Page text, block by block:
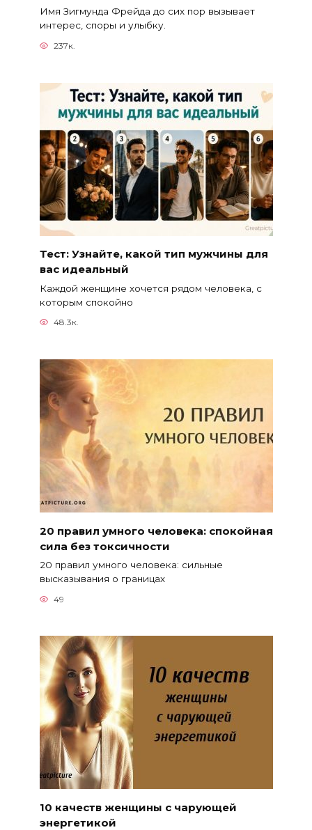
Имя Зигмунда Фрейда до сих пор вызывает
интерес, споры и улыбку.
237к.
Тест: Узнайте, какой тип мужчины для
вас идеальный
Каждой женщине хочется рядом человека, с
которым спокойно
48.3к.
20 правил умного человека: спокойная
сила без токсичности
20 правил умного человека: сильные
высказывания о границах
49
10 качеств женщины с чарующей
энергетикой